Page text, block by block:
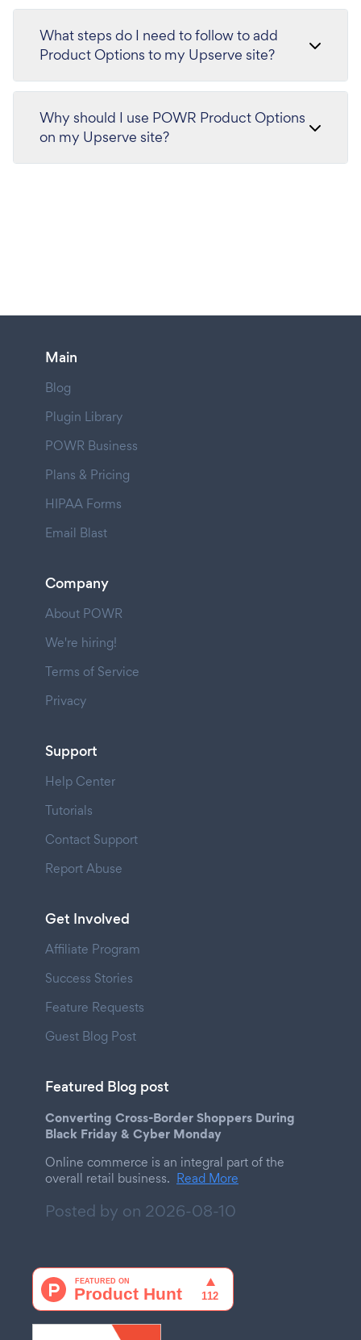
What steps do I need to follow to add
Product Options to my Upserve site?
Why should I use POWR Product Options
on my Upserve site?
Main
Blog
Plugin Library
POWR Business
Plans & Pricing
HIPAA Forms
Email Blast
Company
About POWR
We're hiring!
Terms of Service
Privacy
Support
Help Center
Tutorials
Contact Support
Report Abuse
Get Involved
Affiliate Program
Success Stories
Feature Requests
Guest Blog Post
Featured Blog post
Converting Cross-Border Shoppers During
Black Friday & Cyber Monday
Online commerce is an integral part of the
overall retail business. Read More
Posted by on 2026-08-10